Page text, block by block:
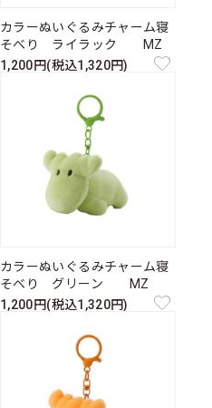
カラーぬいぐるみチャーム寝
そべり ライラック MZ
1,200円(税込1,320円)
カラーぬいぐるみチャーム寝
そべり グリーン MZ
1,200円(税込1,320円)